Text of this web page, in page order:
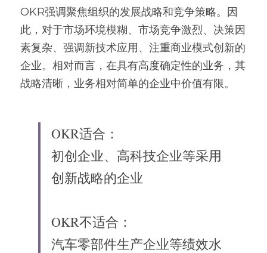
OKR强调聚焦组织的发展战略和竞争策略。因
此，对于市场环境模糊、市场竞争激烈、决策因
素复杂、强调新技术应用、注重商业模式创新的
企业。相对而言，在具有高度确定性的业务，其
战略清晰，业务相对简单的企业中价值有限。
OKR适合：
初创企业、高科技企业等采用
创新战略的企业
OKR不适合：
汽车零部件生产企业等绩效水